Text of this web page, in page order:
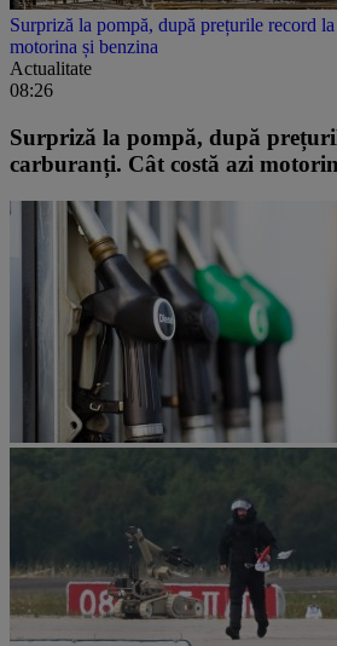
Surpriză la pompă, după prețurile record
motorina și benzina
Actualitate
08:26
Surpriză la pompă, după
carburanți. Cât costă azi